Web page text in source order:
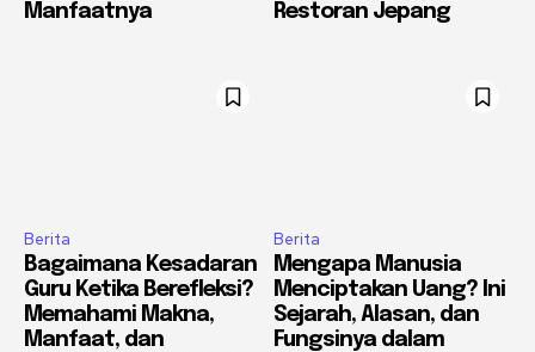
Manfaatnya
Restoran Jepang
Berita
Bagaimana Kesadaran
Guru Ketika Berefleksi?
Memahami Makna,
Manfaat, dan
Berita
Mengapa Manusia
Menciptakan Uang? Ini
Sejarah, Alasan, dan
Fungsinya dalam